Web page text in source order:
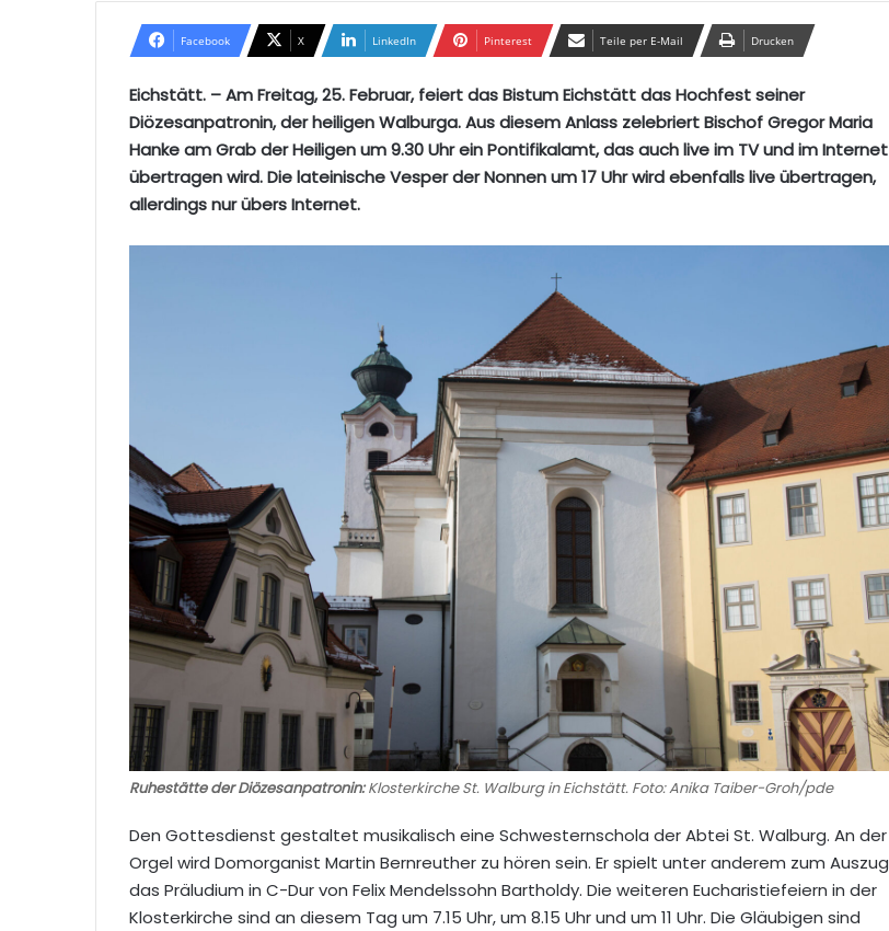
Facebook X LinkedIn Pinterest Teile per E-Mail Drucken
Eichstätt. – Am Freitag, 25. Februar, feiert das Bistum Eichstätt das Hochfest seiner
Diözesanpatronin, der heiligen Walburga. Aus diesem Anlass zelebriert Bischof Gregor Maria
Hanke am Grab der Heiligen um 9.30 Uhr ein Pontifikalamt, das auch live im TV und im Internet
übertragen wird. Die lateinische Vesper der Nonnen um 17 Uhr wird ebenfalls live übertragen,
allerdings nur übers Internet.
Ruhestätte der Diözesanpatronin:Klosterkirche St. Walburg in Eichstätt. Foto: Anika Taiber-Groh/pde
Den Gottesdienst gestaltet musikalisch eine Schwesternschola der Abtei St. Walburg. An der
Orgel wird Domorganist Martin Bernreuther zu hören sein. Er spielt unter anderem zum Auszug
das Präludium in C-Dur von Felix Mendelssohn Bartholdy. Die weiteren Eucharistiefeiern in der
Klosterkirche sind an diesem Tag um 7.15 Uhr, um 8.15 Uhr und um 11 Uhr. Die Gläubigen sind